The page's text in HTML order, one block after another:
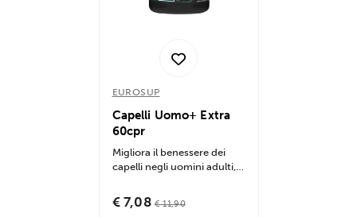
EUROSUP
Capelli Uomo+ Extra
60cpr
Migliora il benessere dei
capelli negli uomini adulti,
la...
€ 7,08 € 11,90